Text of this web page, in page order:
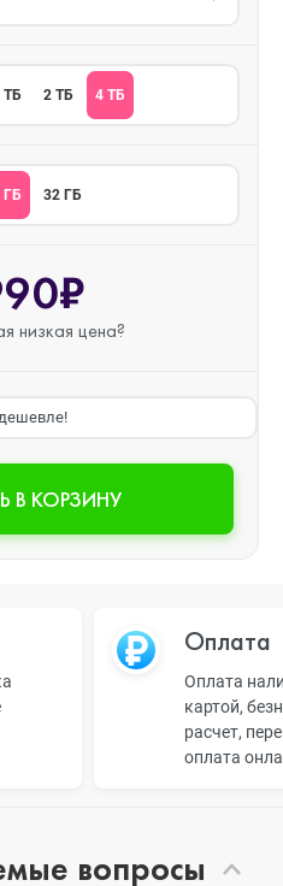
ТБ 2 ТБ 4 ТБ
ГБ 32 ГБ
низкая цена?
В КОРЗИНУ
Оплата
Оплата
картой,
расчет,
оплата
вопросы